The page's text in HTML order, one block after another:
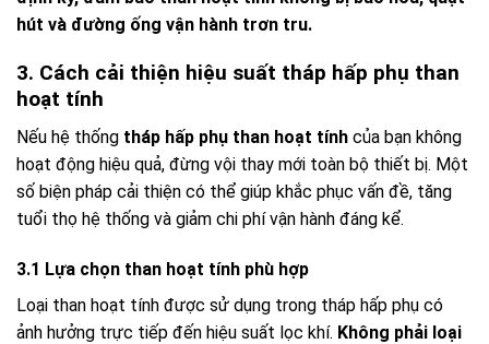
hút và đường ống vận hành trơn tru.
3. Cách cải thiện hiệu suất tháp hấp phụ than
hoạt tính
Nếu hệ thống tháp hấp phụ than hoạt tính của bạn không
hoạt động hiệu quả, đừng vội thay mới toàn bộ thiết bị. Một
số biện pháp cải thiện có thể giúp khắc phục vấn đề, tăng
tuổi thọ hệ thống và giảm chi phí vận hành đáng kể.
3.1 Lựa chọn than hoạt tính phù hợp
Loại than hoạt tính được sử dụng trong tháp hấp phụ có
ảnh hưởng trực tiếp đến hiệu suất lọc khí. Không phải loại